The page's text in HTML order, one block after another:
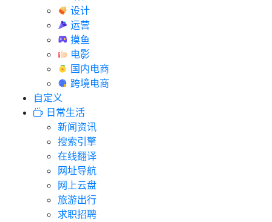
设计
运营
摸鱼
电影
国内电商
跨境电商
自定义
日常生活
新闻资讯
搜索引擎
在线翻译
网址导航
网上云盘
旅游出行
求职招聘